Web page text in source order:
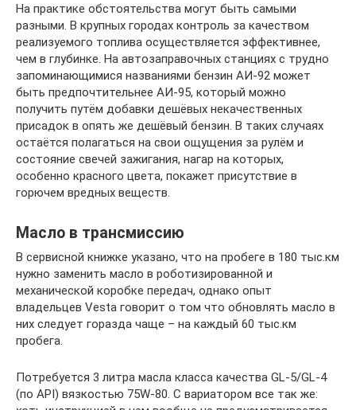
На практике обстоятельства могут быть самыми
разными. В крупных городах контроль за качеством
реализуемого топлива осуществляется эффективнее,
чем в глубинке. На автозаправочных станциях с трудно
запоминающимися названиями бензин АИ-92 может
быть предпочтительнее АИ-95, который можно
получить путём добавки дешёвых некачественных
присадок в опять же дешёвый бензин. В таких случаях
остаётся полагаться на свои ощущения за рулём и
состояние свечей зажигания, нагар на которых,
особенно красного цвета, покажет присутствие в
горючем вредных веществ.
Масло в трансмиссию
В сервисной книжке указано, что на пробеге в 180 тыс.км
нужно заменить масло в роботизированной и
механической коробке передач, однако опыт
владельцев Vesta говорит о том что обновлять масло в
них следует горазда чаще – на каждый 60 тыс.км
пробега.
Потребуется 3 литра масла класса качества GL-5/GL-4
(по API) вязкостью 75W-80. С вариатором все так же: